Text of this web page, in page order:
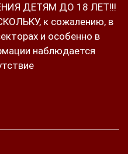
ДЕТЯМ ДО 18 ЛЕТ!!!
к сожалению, в
и особенно в
наблюдается